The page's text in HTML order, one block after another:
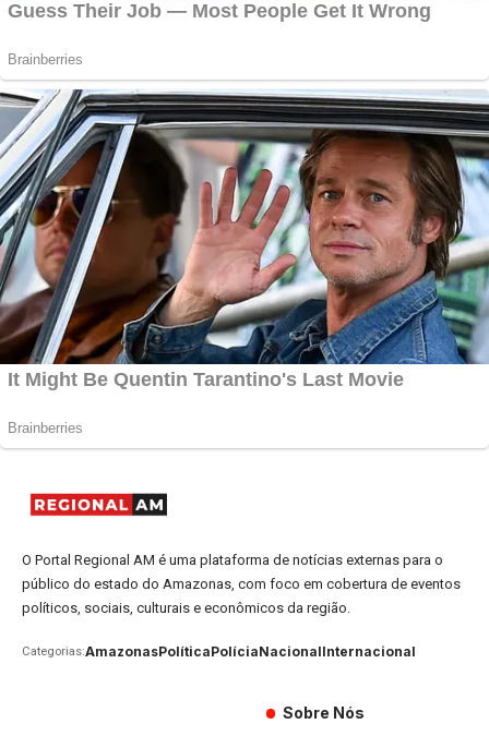
O Portal Regional AM é uma plataforma de notícias externas para o
público do estado do Amazonas, com foco em cobertura de eventos
políticos, sociais, culturais e econômicos da região.
Categorias:AmazonasPolíticaPolíciaNacionalInternacional
Sobre Nós